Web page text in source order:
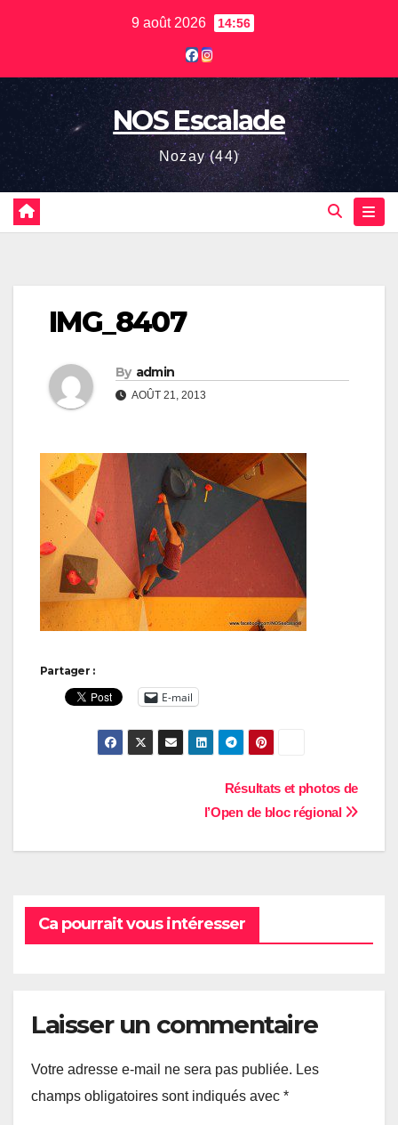
9 août 2026 14:56
NOS Escalade
Nozay (44)
IMG_8407
By admin
AOÛT 21, 2013
Partager :
E-mail
Résultats et photos de
l’Open de bloc régional
Ca pourrait vous intéresser
Laisser un commentaire
Votre adresse e-mail ne sera pas publiée. Les
champs obligatoires sont indiqués avec *